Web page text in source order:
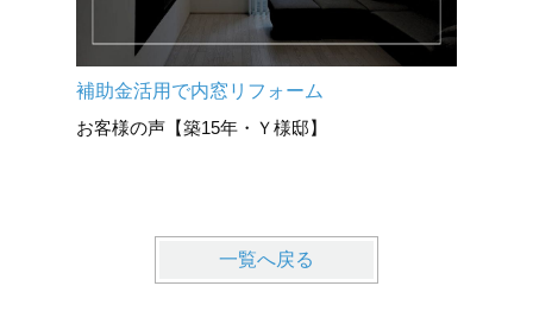
補助金活用で内窓リフォーム
お客様の声【築15年・Ｙ様邸】
一覧へ戻る